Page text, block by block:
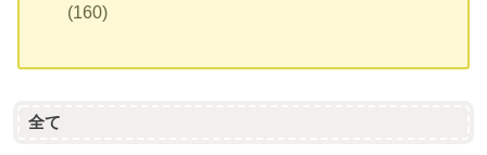
(160)
全て